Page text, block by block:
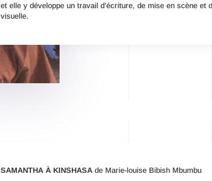
et elle y développe un travail d’écriture, de mise en scène et
visuelle.
SAMANTHA À KINSHASA de Marie-louise Bibish Mbumbu